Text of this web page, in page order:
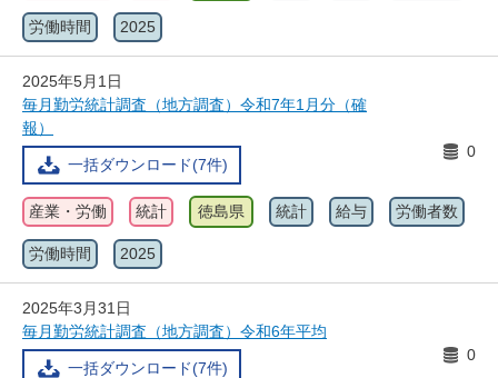
労働時間 2025
2025年5月1日
毎月勤労統計調査（地方調査）令和7年1月分（確
報）
一括ダウンロード(7件)
0
産業・労働 統計 徳島県 統計 給与 労働者数
労働時間 2025
2025年3月31日
毎月勤労統計調査（地方調査）令和6年平均
一括ダウンロード(7件)
0